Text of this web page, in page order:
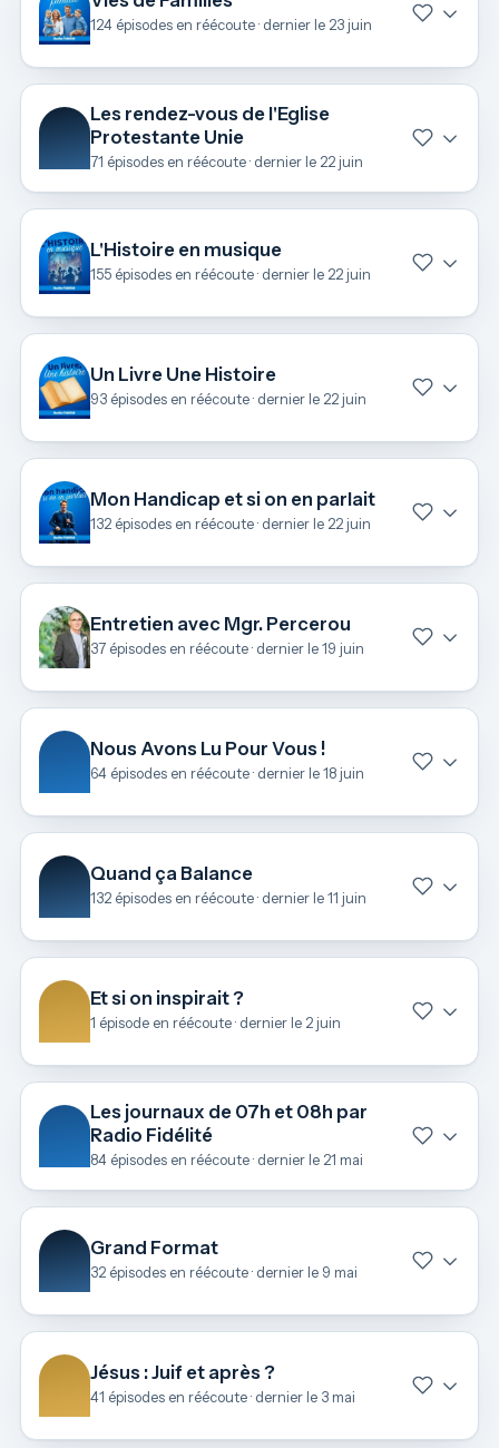
124 épisodes en réécoute · dernier le 23 juin
Les rendez-vous de l'Eglise
Protestante Unie
71 épisodes en réécoute · dernier le 22 juin
L'Histoire en musique
155 épisodes en réécoute · dernier le 22 juin
Un Livre Une Histoire
93 épisodes en réécoute · dernier le 22 juin
Mon Handicap et si on en parlait
132 épisodes en réécoute · dernier le 22 juin
Entretien avec Mgr. Percerou
37 épisodes en réécoute · dernier le 19 juin
Nous Avons Lu Pour Vous !
64 épisodes en réécoute · dernier le 18 juin
Quand ça Balance
132 épisodes en réécoute · dernier le 11 juin
Et si on inspirait ?
1 épisode en réécoute · dernier le 2 juin
Les journaux de 07h et 08h par
Radio Fidélité
84 épisodes en réécoute · dernier le 21 mai
Grand Format
32 épisodes en réécoute · dernier le 9 mai
Jésus : Juif et après ?
41 épisodes en réécoute · dernier le 3 mai